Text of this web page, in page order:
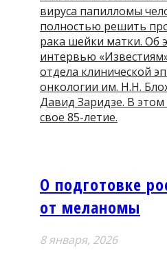
вируса папилломы
полностью решить
рака шейки матки. Об
интервью
отдела клинической
онкологии им. Н.Н.
Давид Заридзе. В
свое 85-летие.
О подготовке
от меланомы
8 января, 2026